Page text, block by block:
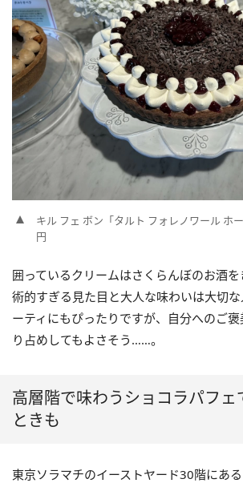
キル フェ ボン「タルト フォレノワール ホ
円
囲っているクリームはさくらんぼのお酒
術的すぎる見た目と大人な味わいは大切
ーティにもぴったりですが、自分へのご
り占めしてもよさそう……。
高層階で味わうショコラパフェ
ときも
東京ソラマチのイーストヤード30階にあ